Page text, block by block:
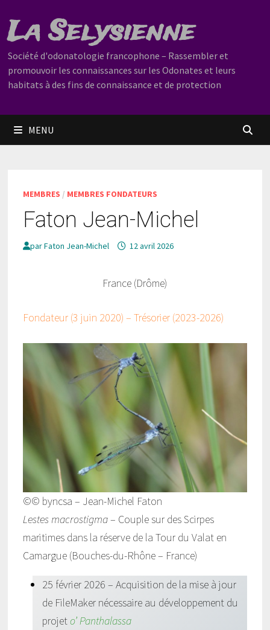
au
contenu
La Selysienne
Société d'odonatologie francophone – Rassembler et
promouvoir les connaissances sur les Odonates et leurs
habitats à des fins de connaissance et de protection
MENU
MEMBRES / MEMBRES FONDATEURS
Faton Jean-Michel
parFaton Jean-Michel 12 avril 2026
France (Drôme)
Fondateur (3 juin 2020) – Trésorier (2023-2026)
©© byncsa – Jean-Michel Faton
Lestes macrostigma– Couple sur des Scirpes
maritimes dans la réserve de la Tour du Valat en
Camargue (Bouches-du-Rhône – France)
25 février 2026 – Acquisition de la mise à jour
de FileMaker nécessaire au développement du
projeto’ Panthalassa